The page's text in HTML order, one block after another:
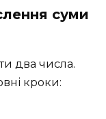
суми
два числа.
кроки: